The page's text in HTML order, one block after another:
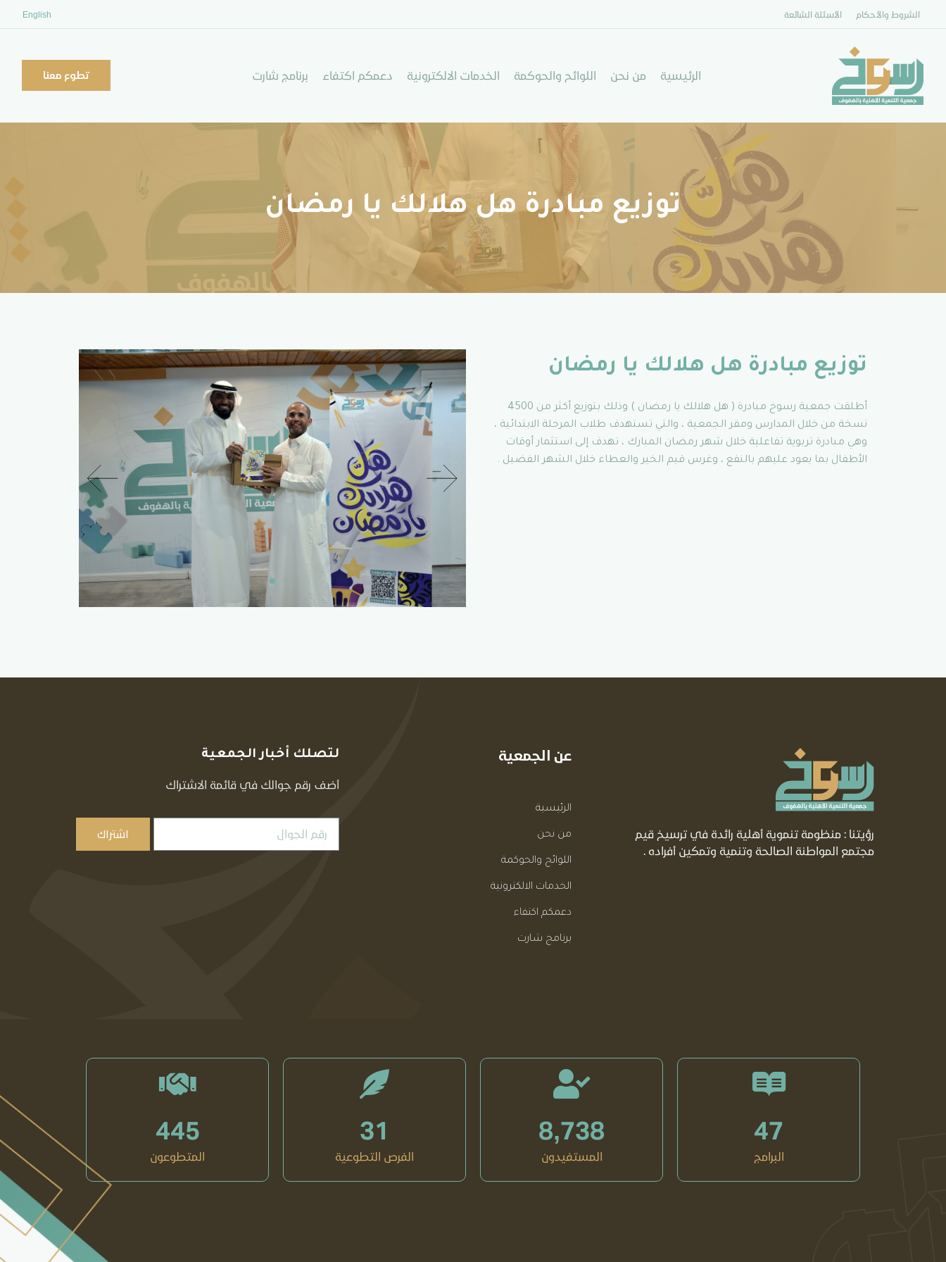
الشروط والأحكام الأسئلة الشائعة English
الرئيسية من نحن اللوائح والحوكمة الخدمات الالكترونية دعمكم اكتفاء برنامج شارت تطوع معنا
توزيع مبادرة هل هلالك يا رمضان
توزيع مبادرة هل هلالك يا رمضان
أطلقت جمعية رسوخ مبادرة ( هل هلالك يا رمضان ) وذلك بتوزيع أكثر من 4500
نسخة من خلال المدارس ومقر الجمعية ، والتي تستهدف طلاب المرحلة الابتدائية ،
وهي مبادرة تربوية تفاعلية خلال شهر رمضان المبارك ، تهدف إلى استثمار أوقات
الأطفال بما يعود عليهم بالنفع ، وغرس قيم الخير والعطاء خلال الشهر الفضيل .
رؤيتنا : منظومة تنموية أهلية رائدة في ترسيخ قيم
مجتمع المواطنة الصالحة وتنمية وتمكين أفراده .
عن الجمعية
الرئيسية
من نحن
اللوائح والحوكمة
الخدمات الالكترونية
دعمكم اكتفاء
برنامج شارت
لتصلك أخبار الجمعية
أضف رقم جوالك في قائمة الاشتراك
اشتراك
47
البرامج
8,738
المستفيدون
31
الفرص التطوعية
445
المتطوعون